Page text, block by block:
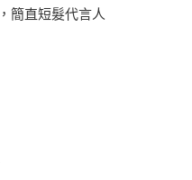
簡直短髮代言人